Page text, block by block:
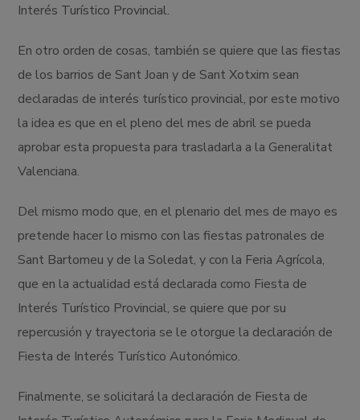
Interés Turístico Provincial.
En otro orden de cosas, también se quiere que las fiestas
de los barrios de Sant Joan y de Sant Xotxim sean
declaradas de interés turístico provincial, por este motivo
la idea es que en el pleno del mes de abril se pueda
aprobar esta propuesta para trasladarla a la Generalitat
Valenciana.
Del mismo modo que, en el plenario del mes de mayo es
pretende hacer lo mismo con las fiestas patronales de
Sant Bartomeu y de la Soledat, y con la Feria Agrícola,
que en la actualidad está declarada como Fiesta de
Interés Turístico Provincial, se quiere que por su
repercusión y trayectoria se le otorgue la declaración de
Fiesta de Interés Turístico Autonómico.
Finalmente, se solicitará la declaración de Fiesta de